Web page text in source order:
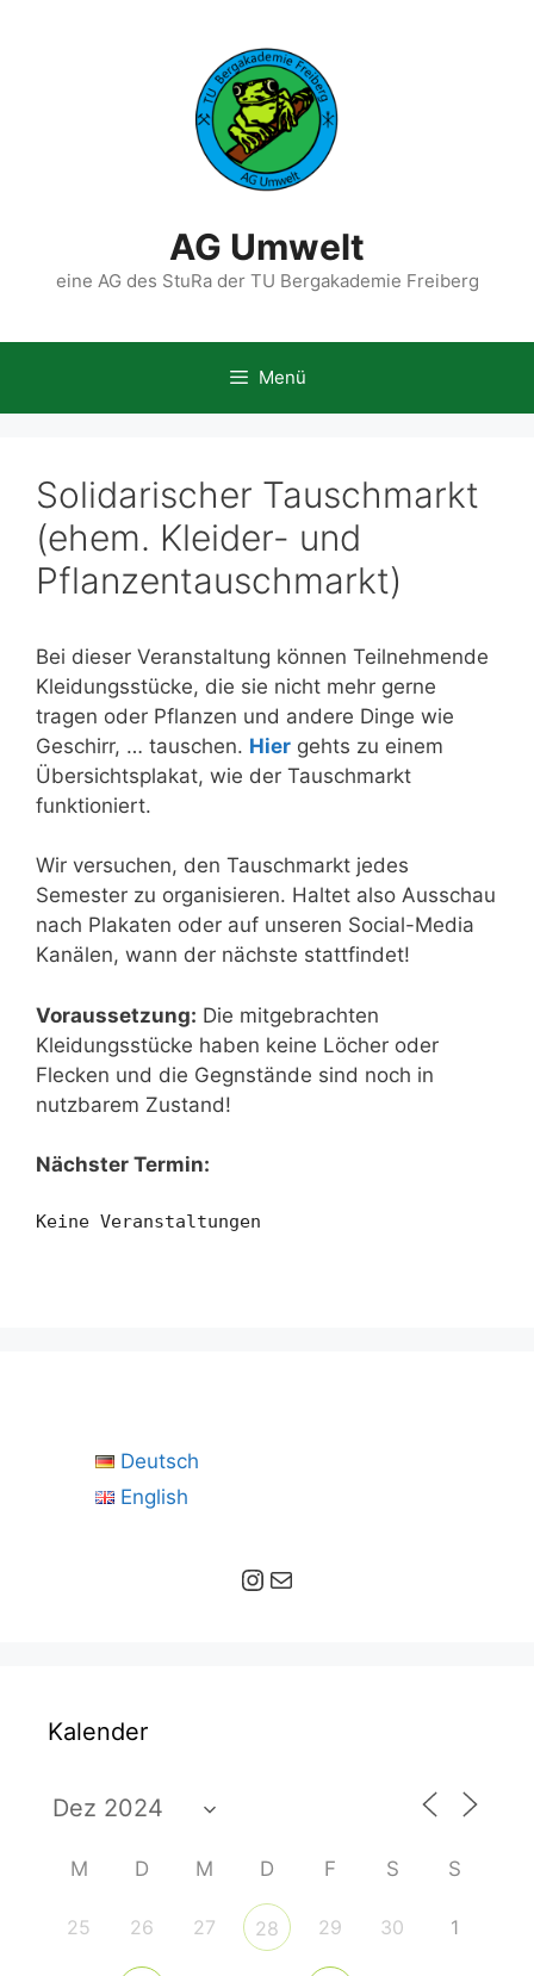
AG Umwelt
eine AG des StuRa der TU Bergakademie Freiberg
Menü
Solidarischer Tauschmarkt
(ehem. Kleider- und
Pflanzentauschmarkt)
Bei dieser Veranstaltung können Teilnehmende
Kleidungsstücke, die sie nicht mehr gerne
tragen oder Pflanzen und andere Dinge wie
Geschirr, … tauschen. Hier gehts zu einem
Übersichtsplakat, wie der Tauschmarkt
funktioniert.
Wir versuchen, den Tauschmarkt jedes
Semester zu organisieren. Haltet also Ausschau
nach Plakaten oder auf unseren Social-Media
Kanälen, wann der nächste stattfindet!
Voraussetzung: Die mitgebrachten
Kleidungsstücke haben keine Löcher oder
Flecken und die Gegnstände sind noch in
nutzbarem Zustand!
Nächster Termin:
Keine Veranstaltungen
Deutsch
English
Instagram E-Mail
Kalender
M D M D F S S
25 26 27 28 29 30 1